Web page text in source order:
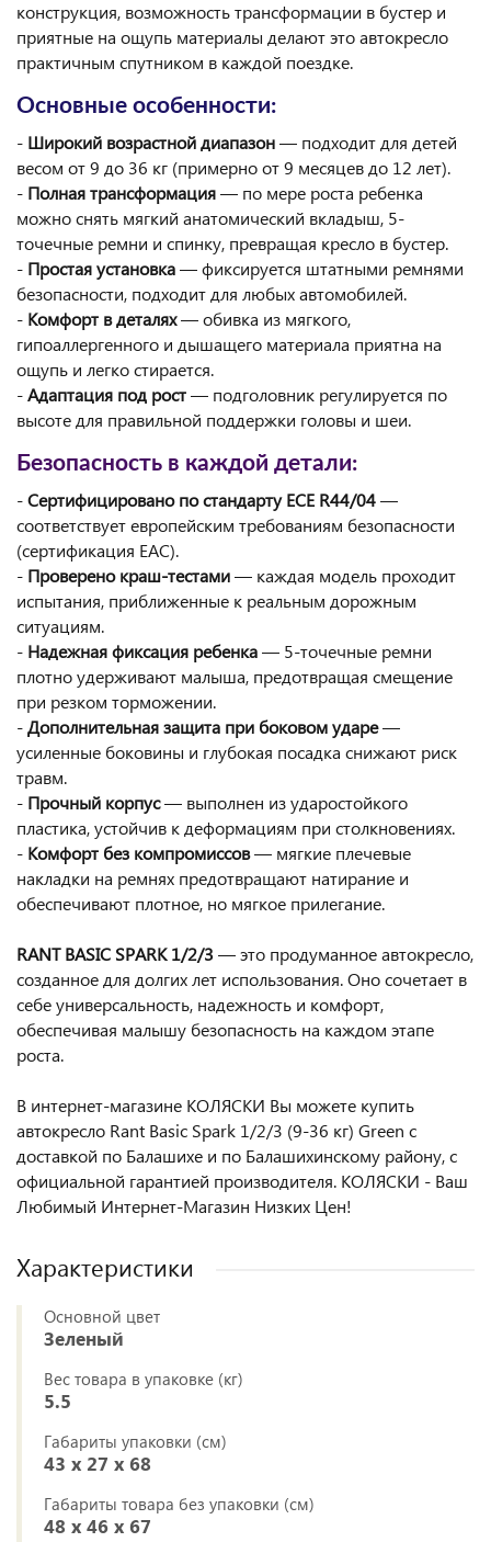
конструкция, возможность трансформации в бустер и
приятные на ощупь материалы делают это автокресло
практичным спутником в каждой поездке.
Основные особенности:
- Широкий возрастной диапазон— подходит для детей
весом от 9 до 36 кг (примерно от 9 месяцев до 12 лет).
- Полная трансформация— по мере роста ребенка
можно снять мягкий анатомический вкладыш, 5-
точечные ремни и спинку, превращая кресло в бустер.
- Простая установка— фиксируется штатными ремнями
безопасности, подходит для любых автомобилей.
- Комфорт в деталях— обивка из мягкого,
гипоаллергенного и дышащего материала приятна на
ощупь и легко стирается.
-Адаптация под рост— подголовник регулируется по
высоте для правильной поддержки головы и шеи.
Безопасность в каждой детали:
-Сертифицировано по стандарту ECE R44/04—
соответствует европейским требованиям безопасности
(сертификация EAC).
- Проверено краш-тестами— каждая модель проходит
испытания, приближенные к реальным дорожным
ситуациям.
- Надежная фиксация ребенка— 5-точечные ремни
плотно удерживают малыша, предотвращая смещение
при резком торможении.
-Дополнительная защита при боковом ударе—
усиленные боковины и глубокая посадка снижают риск
травм.
- Прочный корпус— выполнен из ударостойкого
пластика, устойчив к деформациям при столкновениях.
- Комфорт без компромиссов— мягкие плечевые
накладки на ремнях предотвращают натирание и
обеспечивают плотное, но мягкое прилегание.
RANT BASIC SPARK 1/2/3— это продуманное автокресло,
созданное для долгих лет использования. Оно сочетает в
себе универсальность, надежность и комфорт,
обеспечивая малышу безопасность на каждом этапе
роста.
В интернет-магазине КОЛЯСКИ Вы можете купить
автокресло Rant Basic Spark 1/2/3 (9-36 кг) Green с
доставкой по Балашихе и по Балашихинскому району, с
официальной гарантией производителя. КОЛЯСКИ - Ваш
Любимый Интернет-Магазин Низких Цен!
Характеристики
Основной цвет
Зеленый
Вес товара в упаковке (кг)
5.5
Габариты упаковки (см)
43 x 27 x 68
Габариты товара без упаковки (см)
48 x 46 x 67